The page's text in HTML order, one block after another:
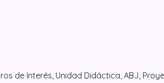
de Interés, Unidad Didáctica, ABJ,